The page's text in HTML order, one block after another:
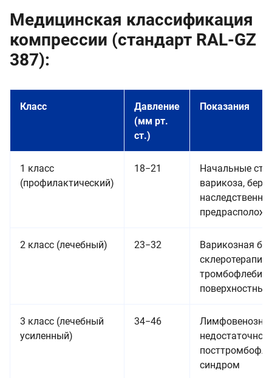
Медицинская классификация
компрессии (стандарт RAL-GZ
387):
Класс
Давление
(мм рт.
ст.)
Показания
1 класс
(профилактический)
18−21
Начальные
варикоза,
2 класс (лечебный) 23−32
Варикозная
склеротерапии,
тромбофлебит
поверхностных
3 класс (лечебный
усиленный)
34−46
синдром